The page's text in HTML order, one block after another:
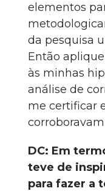
elementos
da pesquisa
Então
às minhas
análise de
me certificar
DC: Em
teve de
para fazer a